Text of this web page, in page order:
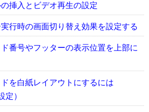
挿入とビデオ再生の設定
行時の画面切り替え効果を設定する
番号やフッターの表示位置を上部に
を白紙レイアウトにするには
定）